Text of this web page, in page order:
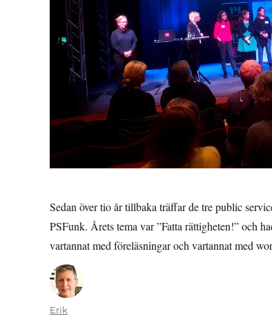
Sedan över tio år tillbaka träffar de tre public
PSFunk. Årets tema var ”Fatta rättigheten!” och
vartannat med föreläsningar och vartannat med
Författare
Erik